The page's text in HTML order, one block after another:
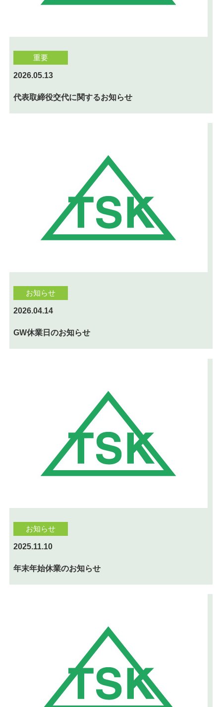
重要
2026.05.13
代表取締役交代に関するお知らせ
お知らせ
2026.04.14
GW休業日のお知らせ
お知らせ
2025.11.10
年末年始休業のお知らせ